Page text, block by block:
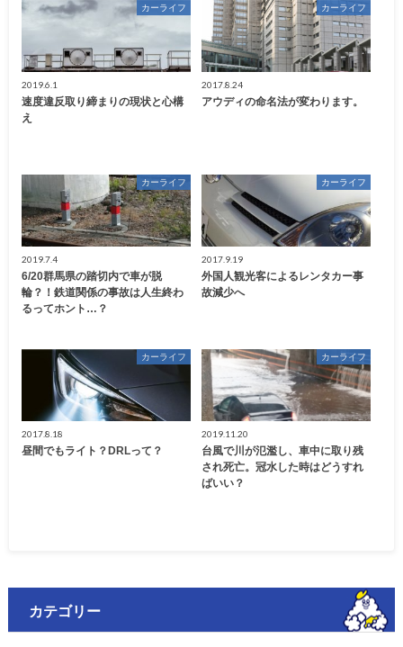
カーライフ
2019.6.1
速度違反取り締まりの現状と心構
え
カーライフ
2017.8.24
アウディの命名法が変わります。
カーライフ
2019.7.4
6/20群馬県の踏切内で車が脱
輪？！鉄道関係の事故は人生終わ
るってホント…？
カーライフ
2017.9.19
外国人観光客によるレンタカー事
故減少へ
カーライフ
2017.8.18
昼間でもライト？DRLって？
カーライフ
2019.11.20
台風で川が氾濫し、車中に取り残
され死亡。冠水した時はどうすれ
ばいい？
カテゴリー